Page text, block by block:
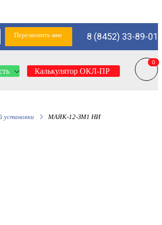
Перезвонить мне 8 (8452) 33-89-01
0
0
Калькулятор ОКЛ-ПР
установки МАЯК-12-ЗМ1 НИ